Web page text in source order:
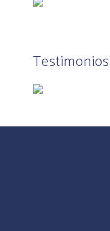
Testimonios